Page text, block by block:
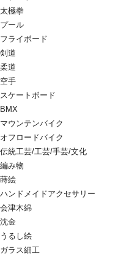
太極拳
プール
フライボード
剣道
柔道
空手
スケートボード
BMX
マウンテンバイク
オフロードバイク
伝統工芸/工芸/手芸/文化
編み物
蒔絵
ハンドメイドアクセサリー
会津木綿
沈金
うるし絵
ガラス細工